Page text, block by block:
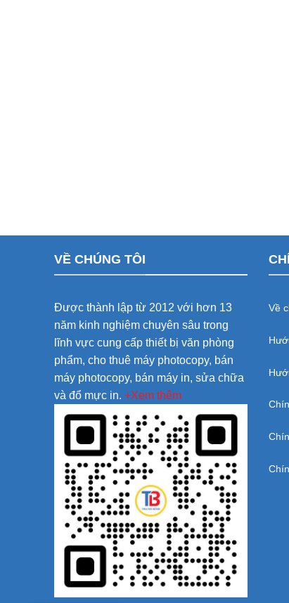
VỀ CHÚNG TÔI
Được thành lập từ 2012 với hơn 13
năm kinh nghiệm chuyên sâu trong
lĩnh vực cung cấp thiết bị văn phòng
phẩm, cho thuê máy photocopy, bán
máy photocopy, bán máy in, sửa chữa
và đổ mực in. +Xem thêm
Về